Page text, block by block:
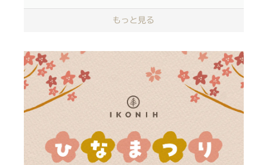
右、左、右、左...と
目で追うだけでも楽しいコースターの動き
一緒にそっと見つめる時間に
▼IKONIH ひのきコースター 商品ページ
https://ikonih.jp/item/downhill/
◎ぜひ、目と目を合わせて、声をかけながらやり取り
をしてみてください♪
カラコロと音を立てて
2両列車、3両列車、木球をセットにしました。
重さや長さが違うから、
駆け下りるスピードも違い、
追いかけっこが楽しめます♩
滑らかな動きと軽快な音に、
大人も子供もついつい夢中に
もっと見る